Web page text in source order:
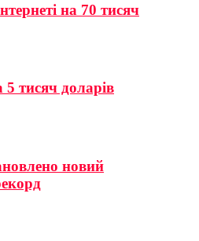
на 70 тисяч
тисяч доларів
новий